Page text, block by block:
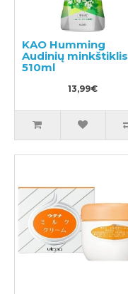
KAO Humming
Audinių minkštiklis
510ml
13,99€